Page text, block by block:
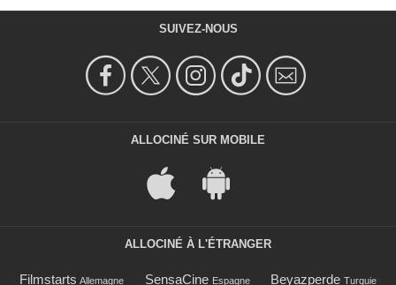
SUIVEZ-NOUS
ALLOCINÉ SUR MOBILE
ALLOCINÉ À L'ÉTRANGER
Filmstarts Allemagne SensaCine Espagne Beyazperde Turquie